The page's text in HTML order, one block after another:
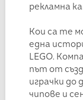
рекламна
Кои са те
една
LEGO.
път от
играчки до
чипове и